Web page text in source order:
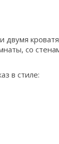
со
в стиле: